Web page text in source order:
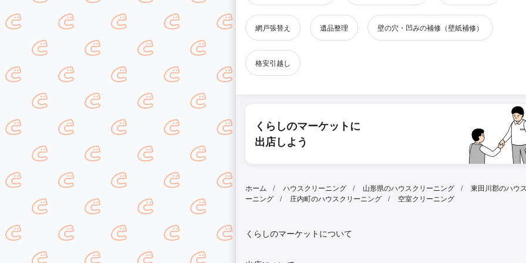
網戸張替え 遺品整理 壁の穴・凹みの補修（壁紙補修）
格安引越し
くらしのマーケットに
出店しよう
ホーム ハウスクリーニング 山形県のハウスクリーニング
東田川郡のハウ
ーニング
庄内町のハウスクリーニング 空室クリーニング
くらしのマーケットについて